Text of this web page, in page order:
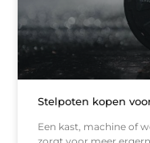
Stelpoten kopen
Een kast, machine of